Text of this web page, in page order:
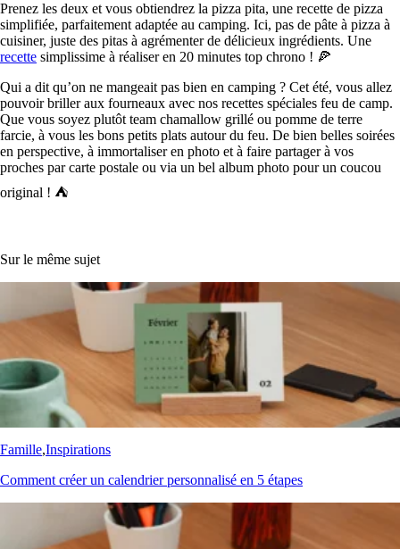
Prenez les deux et vous obtiendrez la pizza pita, une recette de pizza
simplifiée, parfaitement adaptée au camping. Ici, pas de pâte à pizza à
cuisiner, juste des pitas à agrémenter de délicieux ingrédients. Une
recette simplissime à réaliser en 20 minutes top chrono ! 🍕
Qui a dit qu’on ne mangeait pas bien en camping ? Cet été, vous allez
pouvoir briller aux fourneaux avec nos recettes spéciales feu de camp.
Que vous soyez plutôt team chamallow grillé ou pomme de terre
farcie, à vous les bons petits plats autour du feu. De bien belles soirées
en perspective, à immortaliser en photo et à faire partager à vos
proches par carte postale ou via un bel album photo pour un coucou
original ! ⛺
Sur le même sujet
Famille,Inspirations
Comment créer un calendrier personnalisé en 5 étapes